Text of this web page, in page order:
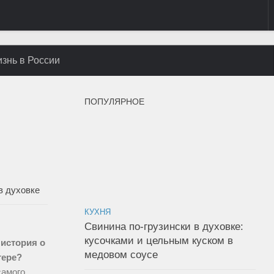
в России
ПОПУЛЯРНОЕ
КУХНЯ
Свинина по-грузински в духовке:
кусочками и цельным куском в
медовом соусе
духовке
о